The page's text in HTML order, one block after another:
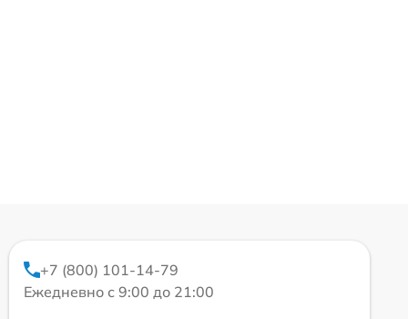
+7 (800) 101-14-79
Ежедневно с 9:00 до 21:00